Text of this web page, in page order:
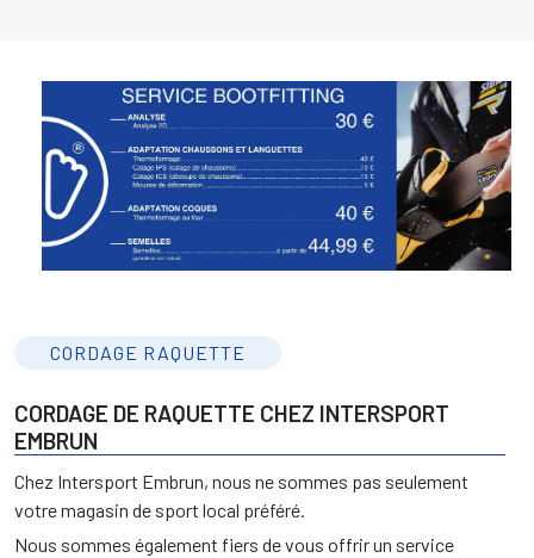
CORDAGE RAQUETTE
CORDAGE DE RAQUETTE CHEZ INTERSPORT
EMBRUN
Chez Intersport Embrun, nous ne sommes pas seulement
votre magasin de sport local préféré.
Nous sommes également fiers de vous offrir un service